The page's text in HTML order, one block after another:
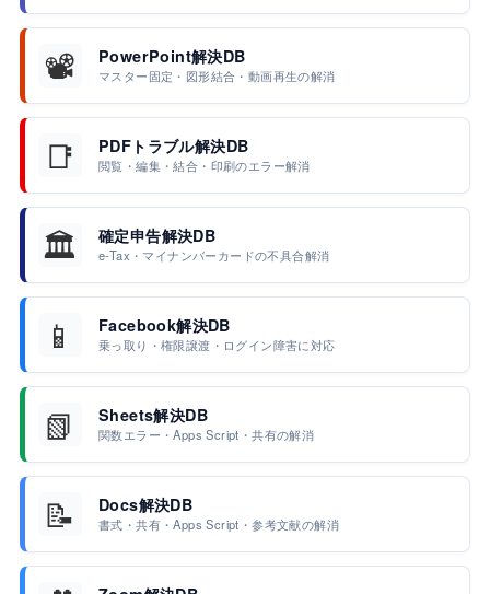
📽️ PowerPoint解決DB
マスター固定・図形結合・動画再生の解消
📑 PDFトラブル解決DB
閲覧・編集・結合・印刷のエラー解消
🏛️ 確定申告解決DB
e-Tax・マイナンバーカードの不具合解消
📱 Facebook解決DB
乗っ取り・権限譲渡・ログイン障害に対応
📗 Sheets解決DB
関数エラー・Apps Script・共有の解消
📝 Docs解決DB
書式・共有・Apps Script・参考文献の解消